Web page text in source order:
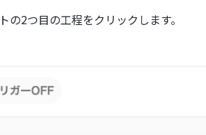
の2つ目の工程をクリックします。